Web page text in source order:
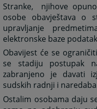
Stranke,
njihove
osobe obavještava o
upravljanje
elektronske baze
Obavijest će se
se stadiju postupak
zabranjeno je davati
sudskih radnji i
Ostalim osobama daju